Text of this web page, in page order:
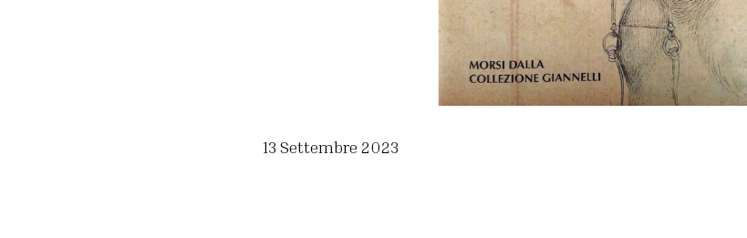
13 Settembre 2023